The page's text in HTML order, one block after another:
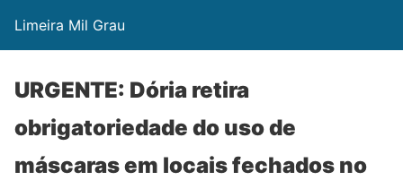
Limeira Mil Grau
URGENTE: Dória retira
obrigatoriedade do uso de
máscaras em locais fechados no